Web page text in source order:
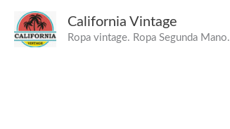
contenido
California Vintage
Ropa vintage. Ropa Segunda Mano.